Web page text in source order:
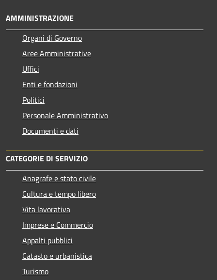
AMMINISTRAZIONE
Organi di Governo
Aree Amministrative
Uffici
Enti e fondazioni
Politici
Personale Amministrativo
Documenti e dati
CATEGORIE DI SERVIZIO
Anagrafe e stato civile
Cultura e tempo libero
Vita lavorativa
Imprese e Commercio
Appalti pubblici
Catasto e urbanistica
Turismo